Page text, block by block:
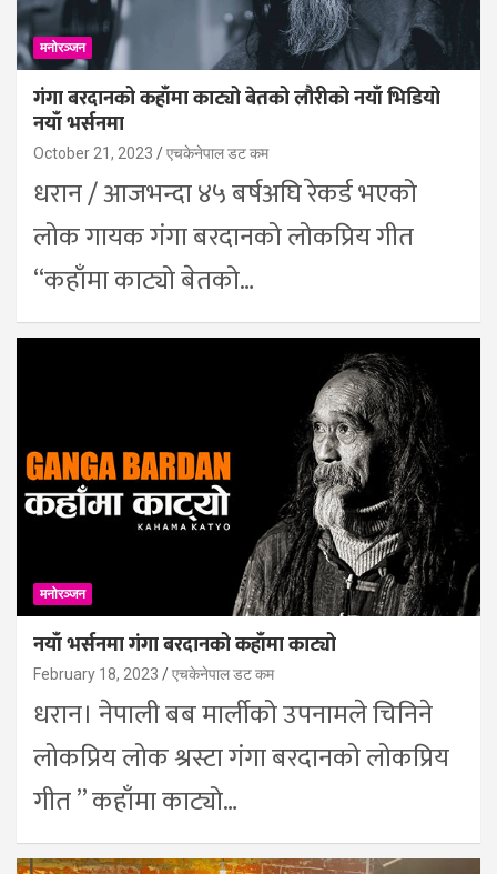
मनोरञ्जन
गंगा बरदानको कहाँमा काट्यो बेतको लौरीको नयाँ भिडियो
नयाँ भर्सनमा
October 21, 2023 एचकेनेपाल डट कम
धरान / आजभन्दा ४५ बर्षअघि रेकर्ड भएको
लोक गायक गंगा बरदानको लोकप्रिय गीत
“कहाँमा काट्यो बेतको…
मनोरञ्जन
नयाँ भर्सनमा गंगा बरदानको कहाँमा काट्यो
February 18, 2023 एचकेनेपाल डट कम
धरान। नेपाली बब मार्लीको उपनामले चिनिने
लोकप्रिय लोक श्रस्टा गंगा बरदानको लोकप्रिय
गीत ” कहाँमा काट्यो…